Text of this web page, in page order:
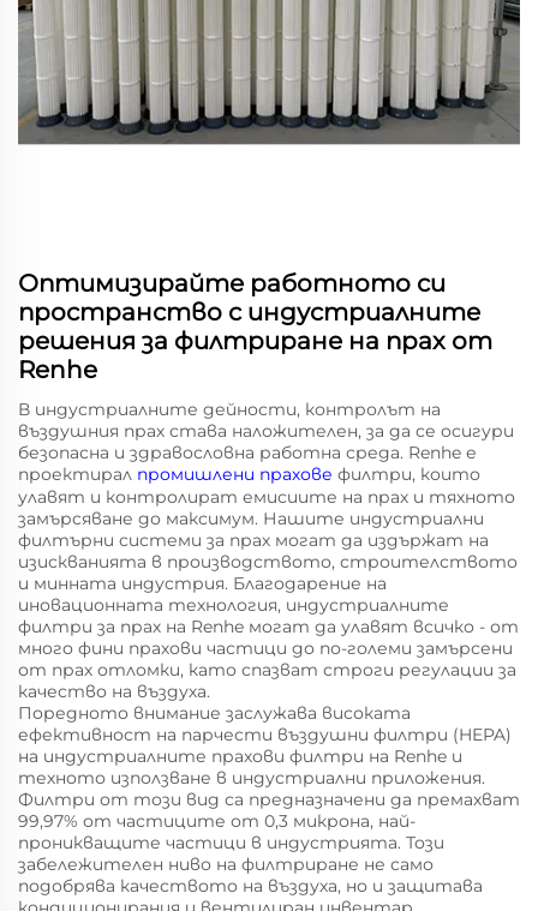
Оптимизирайте работното си
пространство с индустриалните
решения за филтриране на прах от
Renhe
В индустриалните дейности, контролът на
въздушния прах става наложителен, за да се осигури
безопасна и здравословна работна среда. Renhe е
проектирал промишлени прахове филтри, които
улавят и контролират емисиите на прах и тяхното
замърсяване до максимум. Нашите индустриални
филтърни системи за прах могат да издържат на
изискванията в производството, строителството
и минната индустрия. Благодарение на
иновационната технология, индустриалните
филтри за прах на Renhe могат да улавят всичко - от
много фини прахови частици до по-големи замърсени
от прах отломки, като спазват строги регулации за
качество на въздуха.
Поредното внимание заслужава високата
ефективност на парчести въздушни филтри (HEPA)
на индустриалните прахови филтри на Renhe и
техното използване в индустриални приложения.
Филтри от този вид са предназначени да премахват
99,97% от частиците от 0,3 микрона, най-
проникващите частици в индустрията. Този
забележителен ниво на филтриране не само
подобрява качеството на въздуха, но и защитава